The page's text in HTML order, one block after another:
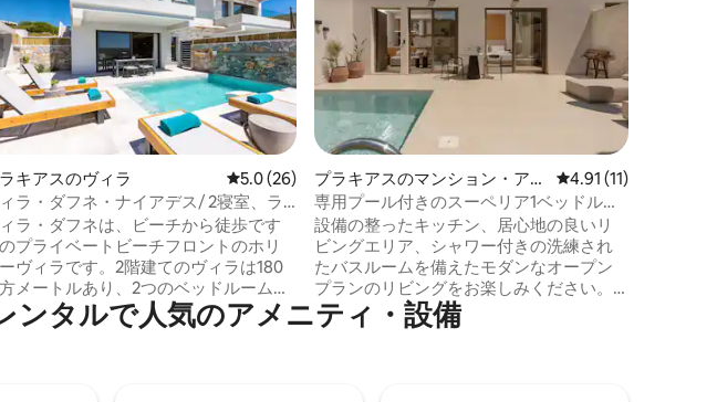
5つ星中5.0つ星の平均評価
キアスのヴィラ レビュー26件、5つ星中5.0つ星の平均評価
5.0 (26)
ラ・ダフネ・ナイアデス/ 2寝室、ラ
ュアリー、ビーチフロント
ラ・ダフネは、ビーチから徒歩です
プライベートビーチフロントのホリ
ヴィラです。2階建てのヴィラは180
メートルあり、2つのベッドルームに
から5名のゲストを収容できます。ヴ
ラはご家族やご友人グループに最適な
プラキアスのマンション・アパ
ート
レビュー11件、5つ
4.91 (11)
専用プール付きのスーペリア1ベッドルー
ムスイート
設備の整ったキッチン、居心地の良いリ
ビングエリア、シャワー付きの洗練され
たバスルームを備えたモダンなオープン
プランのリビングをお楽しみください。
外に出ると、サンベッドと専用プールを
備えた広々とした屋外テラスがあり、ク
ン⁠タ⁠ル⁠で人⁠気⁠のア⁠メ⁠ニ⁠テ⁠ィ⁠・⁠設⁠備